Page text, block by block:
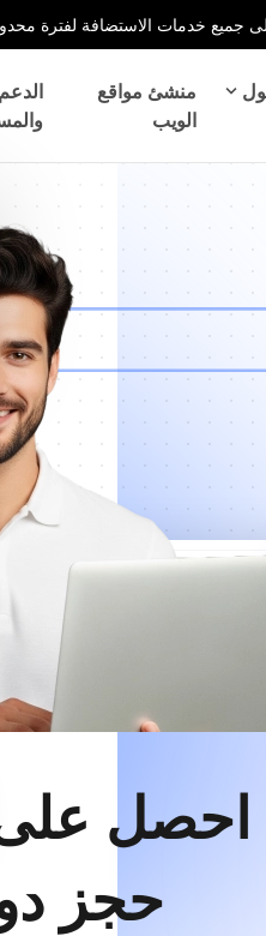
منشئ مواقع
الويب
الدعم
متاح!
احصل
حجز